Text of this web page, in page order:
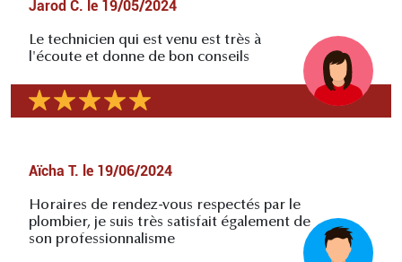
Jarod C. le 19/05/2024
Le technicien qui est venu est très à
l'écoute et donne de bon conseils
Aïcha T. le 19/06/2024
Horaires de rendez-vous respectés par le
plombier, je suis très satisfait également de
son professionnalisme